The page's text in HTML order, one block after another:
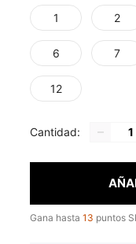
1 2
6 7
12
Cantidad:
Gana hasta 13 puntos